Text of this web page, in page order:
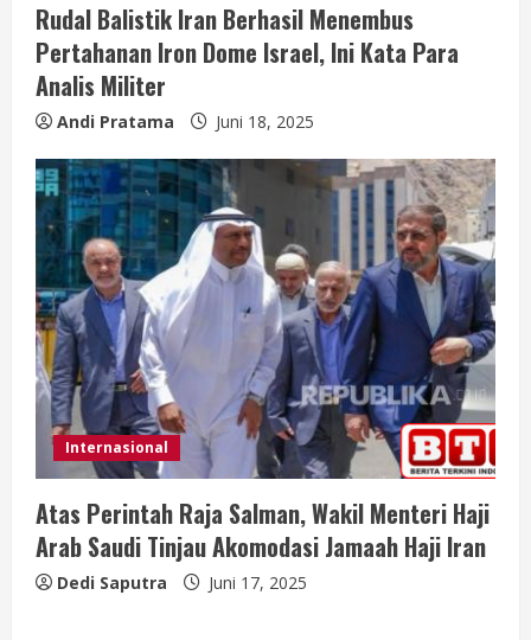
Rudal Balistik Iran Berhasil Menembus
Pertahanan Iron Dome Israel, Ini Kata Para
Analis Militer
Andi Pratama Juni 18, 2025
Internasional
Atas Perintah Raja Salman, Wakil Menteri Haji
Arab Saudi Tinjau Akomodasi Jamaah Haji Iran
Dedi Saputra Juni 17, 2025